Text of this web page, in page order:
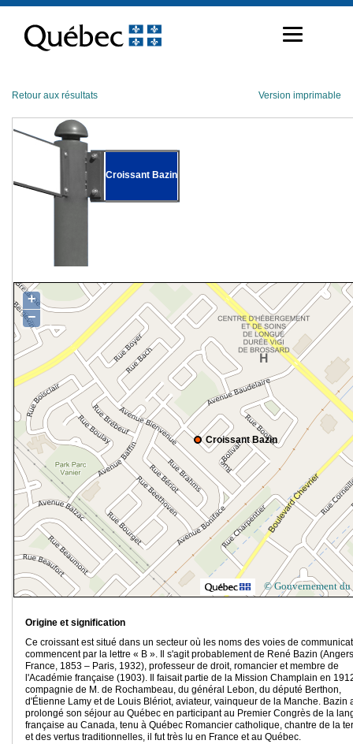
contenu
Retour aux résultats Version imprimable
Croissant Bazin
Croissant Bazin
+
−
© Gouvernement du
Origine et signification
Ce croissant est situé dans un secteur où les noms des voies de
commencent par la lettre « B ». Il s'agit probablement de René Bazin
France, 1853 – Paris, 1932), professeur de droit, romancier et membre de
l'Académie française (1903). Il faisait partie de la Mission Champlain en
compagnie de M. de Rochambeau, du général Lebon, du député Berthon,
d'Étienne Lamy et de Louis Blériot, aviateur, vainqueur de la Manche. Bazin
prolongé son séjour au Québec en participant au Premier Congrès de la
française au Canada, tenu à Québec Romancier catholique, chantre de la
et des vertus traditionnelles, il fut très lu en France et au Québec.